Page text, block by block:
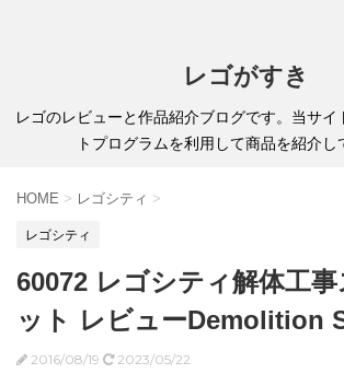
レゴがすき
レゴのレビューと作品紹介ブログです。当サイ
トプログラムを利用して商品を紹介し
HOME > レゴシティ >
レゴシティ
60072 レゴシティ解体工
ット レビューDemolition
2016/08/19 2023/05/22